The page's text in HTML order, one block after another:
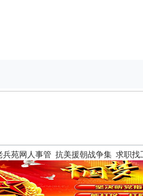
兵苑网人事管 抗美援朝战争集
锦
求职找
才